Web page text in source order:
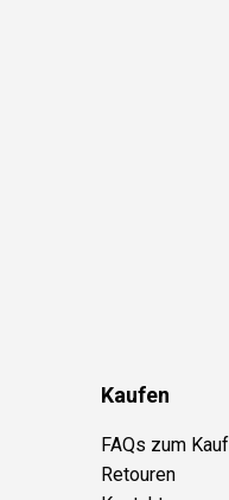
Kaufen
FAQs zum Kauf
Retouren